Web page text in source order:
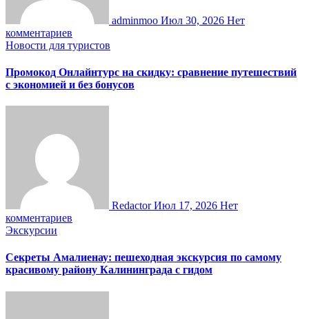
adminmoo Июл 30, 2026 Нет
комментариев
Новости для туристов
Промокод Онлайнтурс на скидку: сравнение путешествий
с экономией и без бонусов
RedactorИюл 17, 2026 Нет
комментариев
Экскурсии
Секреты Амалиенау: пешеходная экскурсия по самому
красивому району Калининграда с гидом